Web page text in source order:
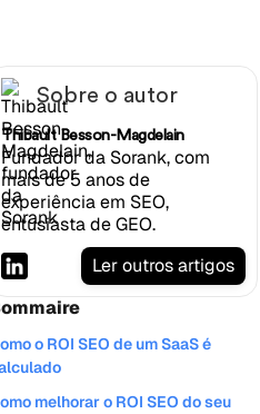
Sobre o autor
Thibault Besson-Magdelain
Fundador da Sorank, com
mais de 5 anos de
experiência em SEO,
entusiasta de GEO.
Ler outros artigos
o ROI SEO de um SaaS é
melhorar o ROI SEO do seu